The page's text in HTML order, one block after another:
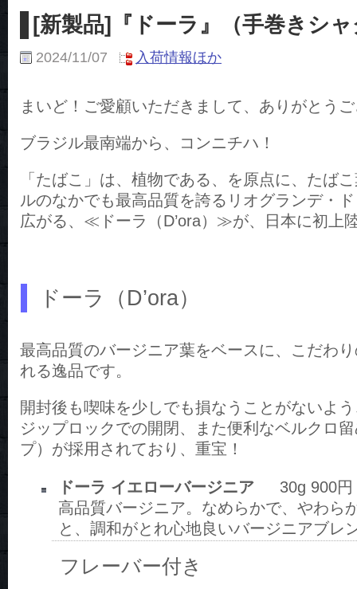
[新製品]『ドーラ』（手巻きシ
2024/11/07 入荷情報ほか
まいど！ご愛顧いただきまして、ありがとう
ブラジル最南端から、コンニチハ！
「たばこ」は、植物である、を原点に、たば
ルのなかでも最高品質を誇るリオグランデ・
広がる、≪ドーラ（D’ora）≫が、日本に初上
ドーラ（D’ora）
最高品質のバージニア葉をベースに、こだわ
れる逸品です。
開封後も喫味を少しでも損なうことがないよ
ジップロックでの開閉、また便利なベルクロ
プ）が採用されており、重宝！
ドーラ イエローバージニア 30g 900円
高品質バージニア。なめらかで、やわら
と、調和がとれ心地良いバージニアブレ
フレーバー付き